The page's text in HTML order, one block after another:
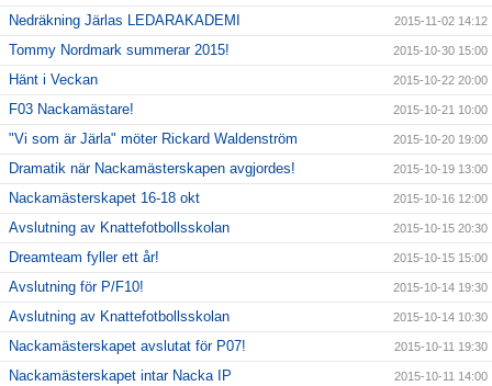
Nedräkning Järlas LEDARAKADEMI 2015-11-02 14:12
Tommy Nordmark summerar 2015! 2015-10-30 15:00
Hänt i Veckan 2015-10-22 20:00
F03 Nackamästare! 2015-10-21 10:00
"Vi som är Järla" möter Rickard Waldenström 2015-10-20 19:00
Dramatik när Nackamästerskapen avgjordes! 2015-10-19 13:00
Nackamästerskapet 16-18 okt 2015-10-16 12:00
Avslutning av Knattefotbollsskolan 2015-10-15 20:30
Dreamteam fyller ett år! 2015-10-15 15:00
Avslutning för P/F10! 2015-10-14 19:30
Avslutning av Knattefotbollsskolan 2015-10-14 10:30
Nackamästerskapet avslutat för P07! 2015-10-11 19:30
Nackamästerskapet intar Nacka IP 2015-10-11 14:00